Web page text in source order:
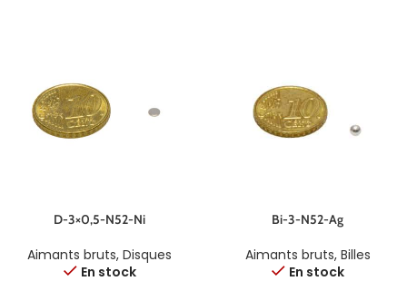
D-3×0,5-N52-Ni
Aimants bruts, Disques
En stock
Bi-3-N52-Ag
Aimants bruts, Billes
En stock